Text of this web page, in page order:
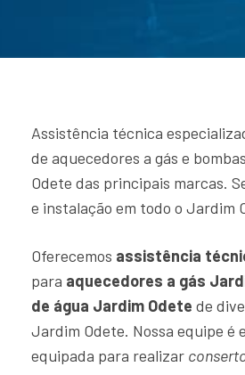
Assistência técnica
de aquecedores a gás e
Odete das principais marcas.
e instalação em todo o Jardim
Oferecemos assistência
para aquecedores a gás
de água Jardim Odete de
Jardim Odete. Nossa equipe é
equipada para realizar